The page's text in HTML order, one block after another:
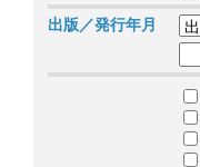
出版／発行年月